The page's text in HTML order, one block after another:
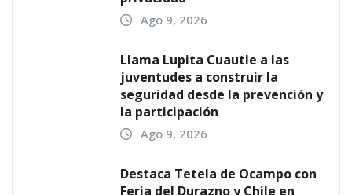
Ago 9, 2026
Llama Lupita Cuautle a las
juventudes a construir la
seguridad desde la prevención y
la participación
Ago 9, 2026
Destaca Tetela de Ocampo con
Feria del Durazno y Chile en